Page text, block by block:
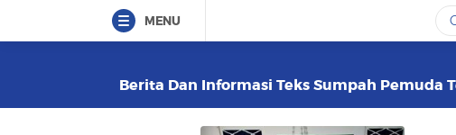
MENU
Berita Dan Informasi Teks Sumpah Pemuda